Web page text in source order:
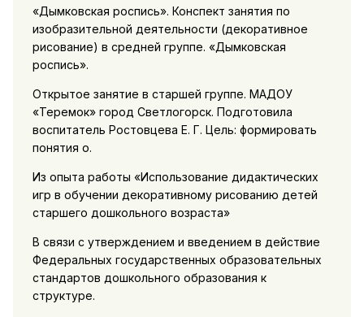
«Дымковская роспись». Конспект занятия по
изобразительной деятельности (декоративное
рисование) в средней группе. «Дымковская
роспись».
Открытое занятие в старшей группе. МАДОУ
«Теремок» город Светлогорск. Подготовила
воспитатель Ростовцева Е. Г. Цель: формировать
понятия о.
Из опыта работы «Использование дидактических
игр в обучении декоративному рисованию детей
старшего дошкольного возраста»
В связи с утверждением и введением в действие
Федеральных государственных образовательных
стандартов дошкольного образования к
структуре.